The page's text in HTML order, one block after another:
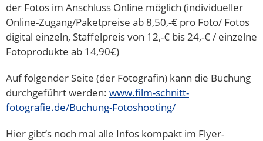
der Fotos im Anschluss Online möglich (individueller
Online-Zugang/Paketpreise ab 8,50,-€ pro Foto/ Fotos
digital einzeln, Staffelpreis von 12,-€ bis 24,-€ / einzelne
Fotoprodukte ab 14,90€)
Auf folgender Seite (der Fotografin) kann die Buchung
durchgeführt werden: www.film-schnitt-
fotografie.de/Buchung-Fotoshooting/
Hier gibt’s noch mal alle Infos kompakt im Flyer-